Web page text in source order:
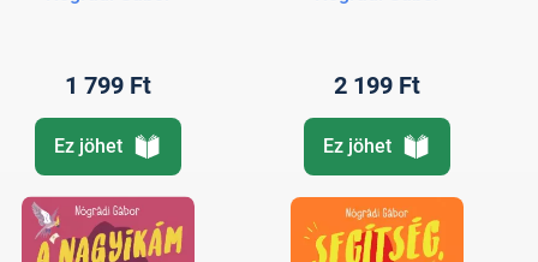
1 799 Ft
Ez jöhet
2 199 Ft
Ez jöhet